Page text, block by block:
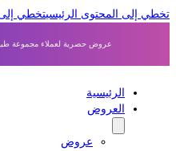
إلى المحتوى الرئيسي تخطي إلى
عروض حصرية لعملاء مجموعة طبيب
الرئيسية
العروض
عروض